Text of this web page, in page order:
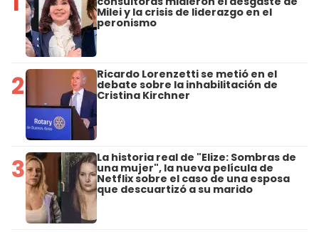
Milei y la crisis de liderazgo en el
peronismo
2 Ricardo Lorenzetti se metió en el
debate sobre la inhabilitación de
Cristina Kirchner
3 La historia real de "Elize: Sombras de
una mujer", la nueva película de
Netflix sobre el caso de una esposa
que descuartizó a su marido